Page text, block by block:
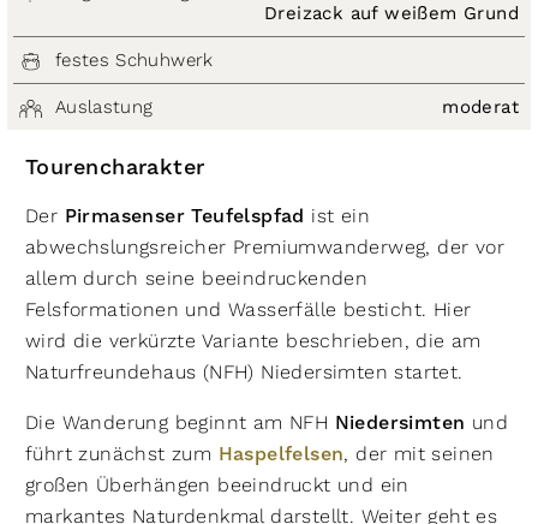
Dreizack auf weißem Grund
festes Schuhwerk
Auslastung moderat
Tourencharakter
Der Pirmasenser Teufelspfad ist ein
abwechslungsreicher Premiumwanderweg, der vor
allem durch seine beeindruckenden
Felsformationen und Wasserfälle besticht. Hier
wird die verkürzte Variante beschrieben, die am
Naturfreundehaus (NFH) Niedersimten startet.
Die Wanderung beginnt am NFH Niedersimten und
führt zunächst zum Haspelfelsen, der mit seinen
großen Überhängen beeindruckt und ein
markantes Naturdenkmal darstellt. Weiter geht es